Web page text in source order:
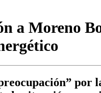
a Moreno
por